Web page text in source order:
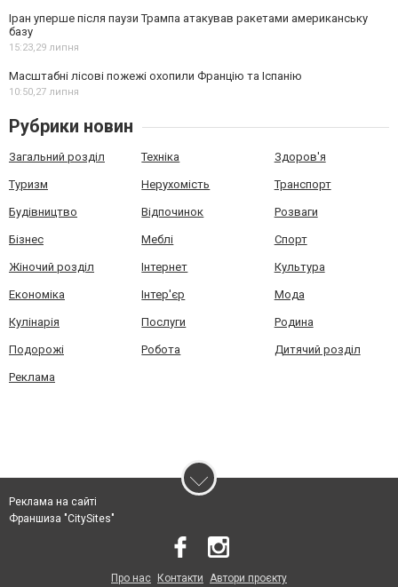
Іран уперше після паузи Трампа атакував ракетами американську
базу
15:23,29 липня
Масштабні лісові пожежі охопили Францію та Іспанію
10:50,27 липня
Рубрики новин
Загальний розділ Техніка Здоров'я
Туризм Нерухомість Транспорт
Будівництво Відпочинок Розваги
Бізнес Меблі Спорт
Жіночий розділ Інтернет Культура
Економіка Інтер'єр Мода
Кулінарія Послуги Родина
Подорожі Робота Дитячий розділ
Реклама
Реклама на сайті
Франшиза "CitySites"
Про нас Контакти Автори проєкту